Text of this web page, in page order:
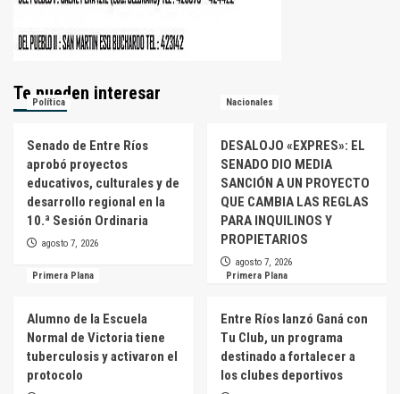
Te pueden interesar
Política
Senado de Entre Ríos
aprobó proyectos
educativos, culturales y de
desarrollo regional en la
10.ª Sesión Ordinaria
agosto 7, 2026
Nacionales
DESALOJO «EXPRES»: EL
SENADO DIO MEDIA
SANCIÓN A UN PROYECTO
QUE CAMBIA LAS REGLAS
PARA INQUILINOS Y
PROPIETARIOS
agosto 7, 2026
Primera Plana
Alumno de la Escuela
Normal de Victoria tiene
tuberculosis y activaron el
protocolo
Primera Plana
Entre Ríos lanzó Ganá con
Tu Club, un programa
destinado a fortalecer a
los clubes deportivos